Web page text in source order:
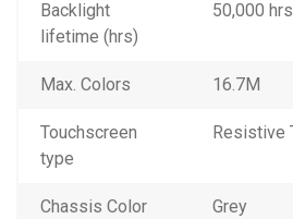
Backlight
lifetime (hrs)
50,000 hrs
Max. Colors 16.7M
Touchscreen
type
Resistive
Chassis Color Grey